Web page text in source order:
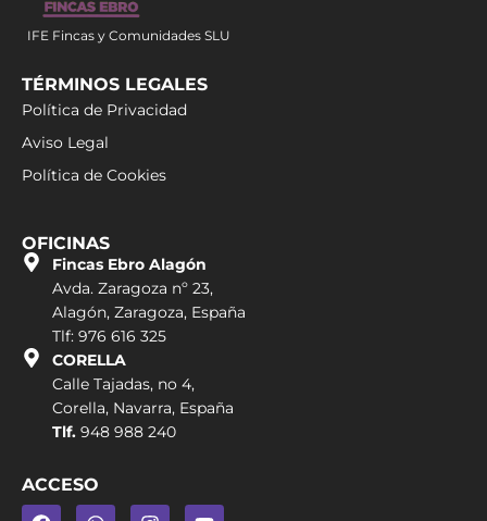
IFE Fincas y Comunidades SLU
TÉRMINOS LEGALES
Política de Privacidad
Aviso Legal
Política de Cookies
OFICINAS
Fincas Ebro Alagón
Avda. Zaragoza nº 23,
Alagón, Zaragoza, España
Tlf: 976 616 325
CORELLA
Calle Tajadas, no 4,
Corella, Navarra, España
Tlf. 948 988 240
ACCESO